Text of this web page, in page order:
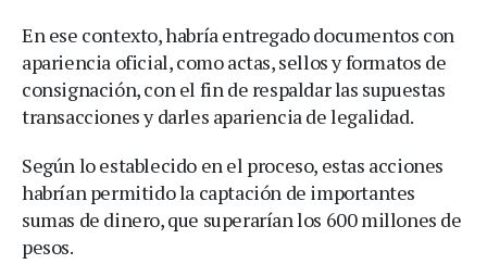
En ese contexto, habría entregado documentos con
apariencia oficial, como actas, sellos y formatos de
consignación, con el fin de respaldar las supuestas
transacciones y darles apariencia de legalidad.
Según lo establecido en el proceso, estas acciones
habrían permitido la captación de importantes
sumas de dinero, que superarían los 600 millones de
pesos.